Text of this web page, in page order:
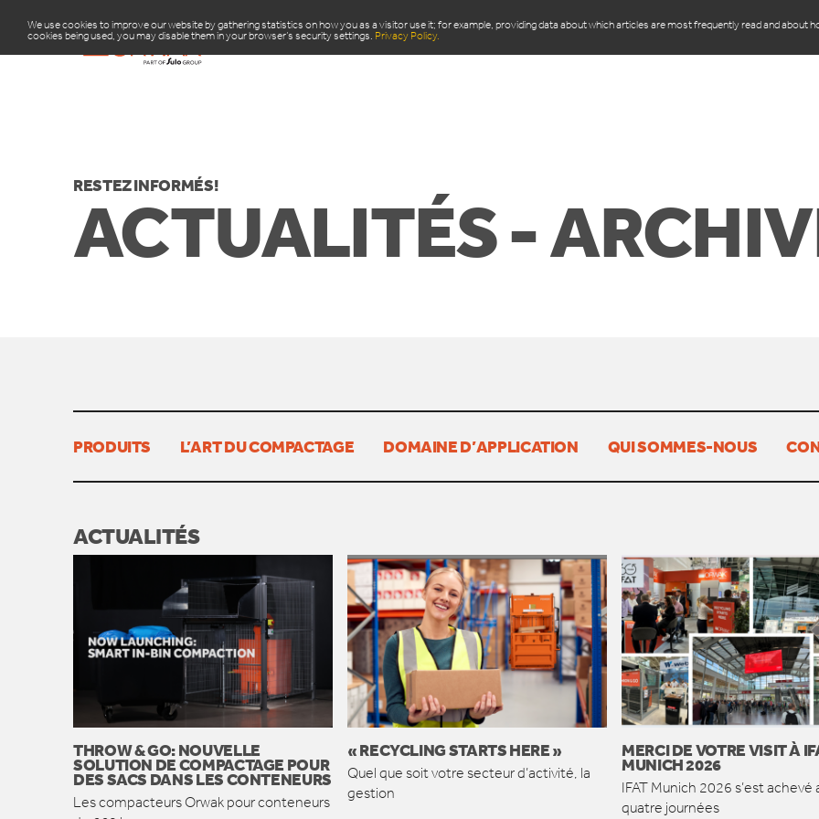
We use cookies to improve our website by gathering statistics on how you as a visitor use it; for example, providing data about which articles are most frequently read and about
cookies being used, you may disable them in your browser’s security settings. Privacy Policy.
PRODUITS
RESTEZ INFORMÉS!
ACTUALITÉS -
PRODUITS L’ART DU COMPACTAGE DOMAINE D’APPLICATION QUI SOMMES-NOUS
ACTUALITÉS
THROW & GO: NOUVELLE
SOLUTION DE COMPACTAGE POUR
DES SACS DANS LES CONTENEURS
Les compacteurs Orwak pour conteneurs
« RECYCLING STARTS HERE »
Quel que soit votre secteur d’activité, la
gestion
MERCI DE VOTRE VISIT À
MUNICH 2026
IFAT Munich 2026 s’est achevé
quatre journées